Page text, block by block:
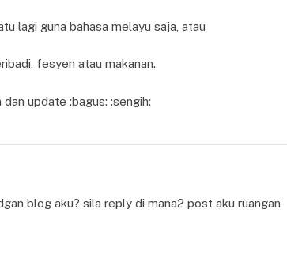
lagi guna bahasa melayu saja, atau
fesyen atau makanan.
update :bagus: :sengih:
blog aku? sila reply di mana2 post aku ruangan